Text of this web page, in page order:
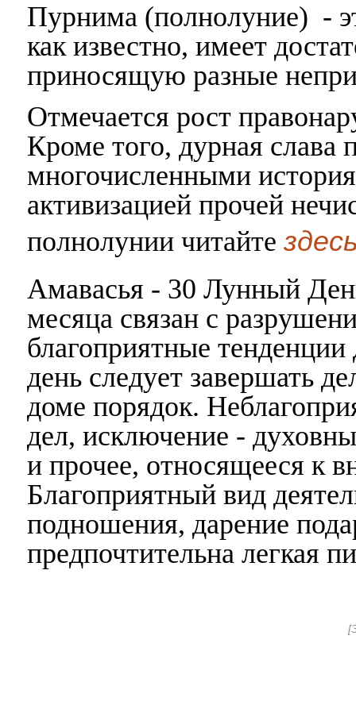
Пурнима (полнолуние) -
как известно, имеет
приносящую разные
Отмечается рост
Кроме того, дурная слава
многочисленными
активизацией прочей
полнолунии читайте
Амавасья - 30 Лунный
месяца связан с
благоприятные
день следует завершать
доме порядок.
дел, исключение -
и прочее, относящееся к
Благоприятный вид
подношения, дарение
предпочтительна легкая